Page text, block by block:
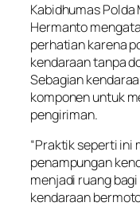
Kabidhumas Polda
Hermanto
perhatian karena
kendaraan tanpa
Sebagian
komponen untuk
pengiriman.
“Praktik seperti ini
penampungan
menjadi ruang
kendaraan